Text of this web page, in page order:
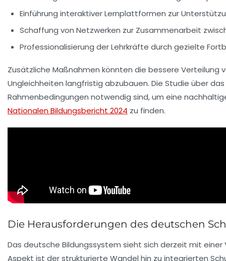
Einführung interaktiver Lernplattformen zur
Schaffung von Netzwerken zur Zusammenarbeit
Professionalisierung der Lehrkräfte durch gezielte
Zusätzliche Maßnahmen könnten die bessere Verteilung
Ungleichheiten langfristig abzubauen. Die Studie über
Rahmenbedingungen notwendig sind, um eine
Nationalen Bildungsbericht 2024 zu finden.
Die Herausforderungen des deutschen
Das deutsche Bildungssystem sieht sich derzeit mit einer
Aspekt ist derstrukturierte Wandel hin zu integrierten